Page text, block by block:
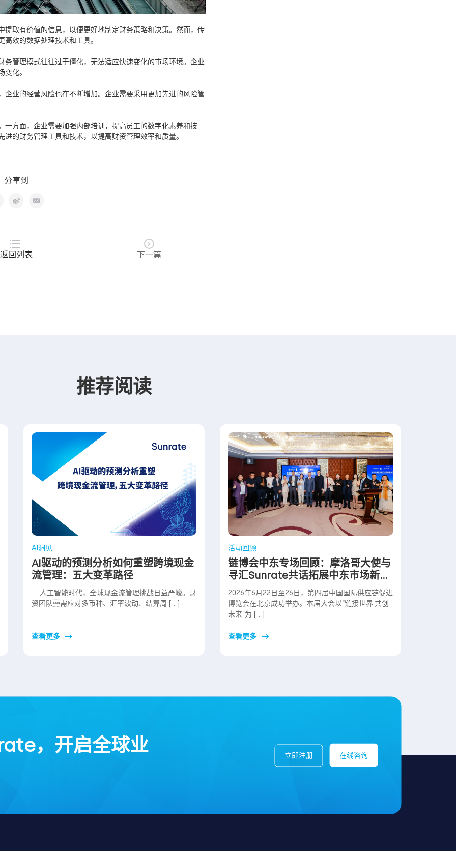
取有价值的信息，以便更好地制定财务策略和决策。然而，传
效的数据处理技术和工具。
管理模式往往过于僵化，无法适应快速变化的市场环境。企业
化。
业的经营风险也在不断增加。企业需要采用更加先进的风险管
方面，企业需要加强内部培训，提高员工的数字化素养和技
的财务管理工具和技术，以提高财资管理效率和质量。
分享到
返回列表 下一篇
推荐阅读
AI洞见
AI驱动的预测分析如何重塑跨境现金
流管理：五大变革路径
人工智能时代，全球现金流管理挑战日益严峻。财
资团队需应对多币种、汇率波动、结算周 […]
查看更多
活动回顾
链博会中东专场回顾：摩洛哥大使与
寻汇Sunrate共话拓展中东市场新路
径
2026年6月22日至26日，第四届中国国际供应链促进
博览会在北京成功举办。本届大会以“链接世界·共创
未来”为 […]
查看更多
，开启全球业 立即注册 在线咨询